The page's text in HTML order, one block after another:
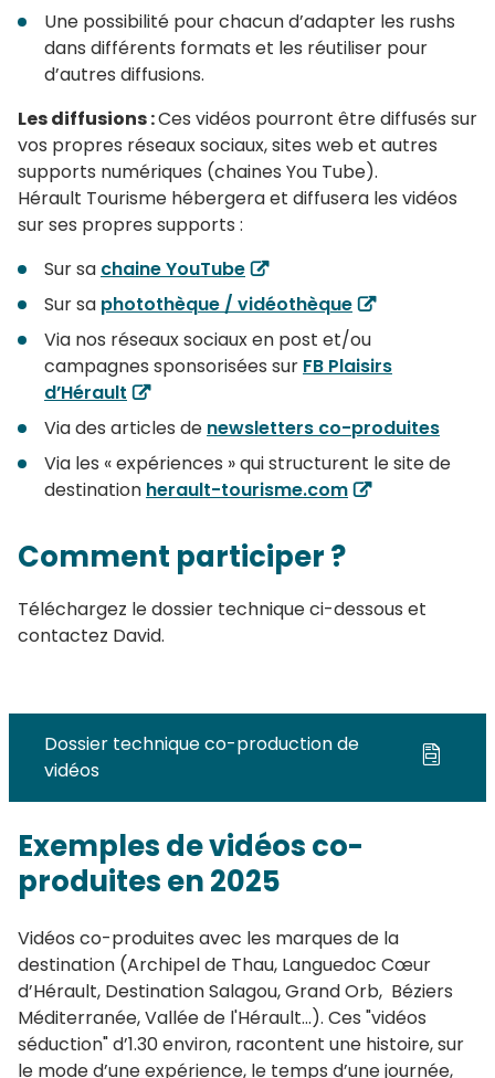
Une possibilité pour chacun d’adapter les rushs
dans différents formats et les réutiliser pour
d’autres diffusions.
Les diffusions :Ces vidéos pourront être diffusés sur
vos propres réseaux sociaux, sites web et autres
supports numériques (chaines You Tube).
Hérault Tourisme hébergera et diffusera les vidéos
sur ses propres supports :
Sur sa chaine YouTube
Sur sa photothèque / vidéothèque
Via nos réseaux sociaux en post et/ou
campagnes sponsorisées sur FB Plaisirs
d’Hérault
Via des articles de newsletters co-produites
Via les « expériences » qui structurent le site de
destination herault-tourisme.com
Comment participer ?
Téléchargez le dossier technique ci-dessous et
contactez David.
Dossier technique co-production de
vidéos
Exemples de vidéos co-
produites en 2025
Vidéos co-produites avec les marques de la
destination (Archipel de Thau, Languedoc Cœur
d’Hérault, Destination Salagou, Grand Orb, Béziers
Méditerranée, Vallée de l'Hérault…). Ces "vidéos
séduction" d’1.30 environ, racontent une histoire, sur
le mode d’une expérience, le temps d’une journée,